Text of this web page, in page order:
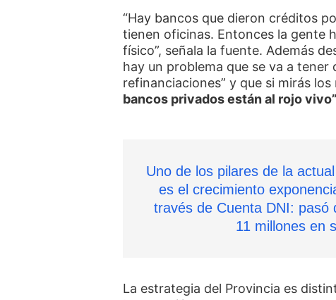
“Hay bancos que dieron créditos
tienen oficinas. Entonces la gente
físico”, señala la fuente. Además
hay un problema que se va a tener
refinanciaciones” y que si mirás los
bancos privados están al rojo vivo”
Uno de los pilares de la
es el crecimiento
través de Cuenta DNI: pasó
11 millones en
La estrategia del Provincia es